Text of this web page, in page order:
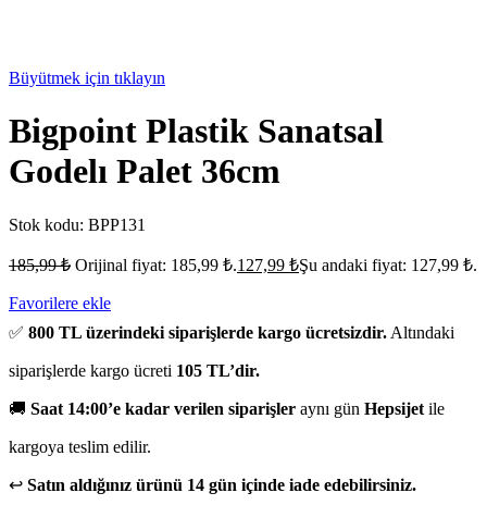
Büyütmek için tıklayın
Bigpoint Plastik Sanatsal
Godelı Palet 36cm
Stok kodu: BPP131
185,99₺ Orijinal fiyat: 185,99 ₺.127,99 ₺Şu andaki fiyat: 127,99 ₺.
Favorilere ekle
✅ 800 TL üzerindeki siparişlerde kargo ücretsizdir. Altındaki
siparişlerde kargo ücreti 105 TL’dir.
🚚 Saat 14:00’e kadar verilen siparişler aynı gün Hepsijet ile
kargoya teslim edilir.
↩️ Satın aldığınız ürünü 14 gün içinde iade edebilirsiniz.